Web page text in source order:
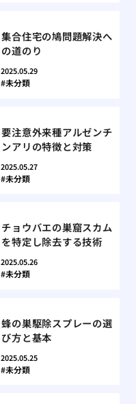
集合住宅の鳩問題解決へ
の道のり
2025.05.29
未分類
要注意外来種アルゼンチ
ンアリの特徴と対策
2025.05.27
未分類
チョウバエの巣窟スカム
を特定し除去する技術
2025.05.26
未分類
蜂の巣駆除スプレーの選
び方と基本
2025.05.25
未分類